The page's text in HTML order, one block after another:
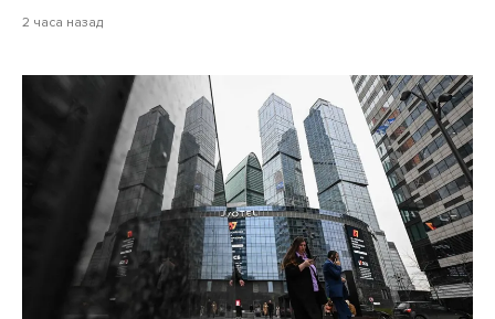
2 часа назад